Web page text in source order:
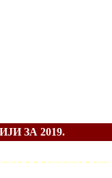
ЗА 2019.